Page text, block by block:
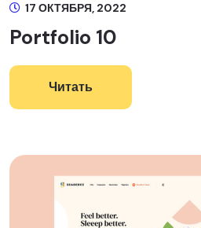
17 ОКТЯБРЯ, 2022
Portfolio 10
Читать